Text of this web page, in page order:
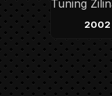
2002